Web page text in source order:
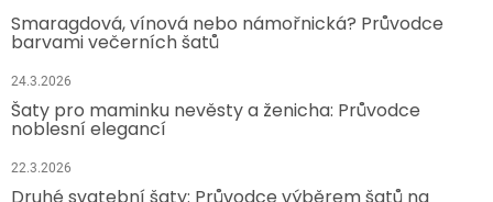
Smaragdová, vínová nebo námořnická? Průvodce
barvami večerních šatů
24.3.2026
Šaty pro maminku nevěsty a ženicha: Průvodce
noblesní elegancí
22.3.2026